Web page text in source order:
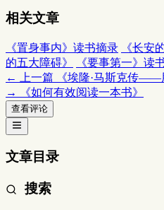
相关文章
《置身事内》读书摘录 《长安
的五大障碍》
《要事第一》读
← 上一篇
《埃隆·马斯克传——
→
《如何有效阅读一本书》
查看评论
文章目录
搜索